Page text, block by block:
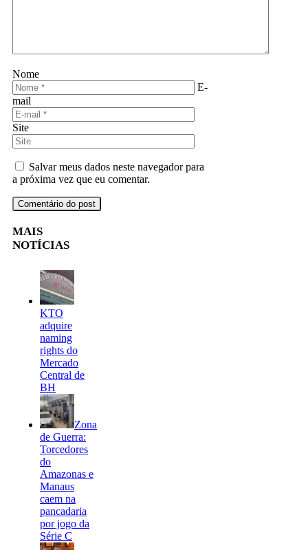
Nome
E-
mail
Site
Salvar meus dados neste navegador para
a próxima vez que eu comentar.
MAIS
NOTÍCIAS
KTO
adquire
naming
rights do
Mercado
Central de
BH
Zona
de Guerra:
Torcedores
do
Amazonas e
Manaus
caem na
pancadaria
por jogo da
Série C